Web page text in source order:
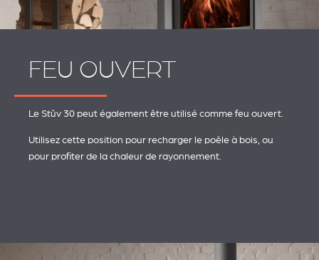
FEU OUVERT
Le Stûv 30 peut également être utilisé comme feu ouvert.
Utilisez cette position pour recharger le poêle à bois, ou
pour profiter de la chaleur de rayonnement.